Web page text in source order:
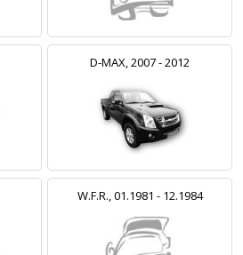
D-MAX, 2007 - 2012
W.F.R., 01.1981 - 12.1984